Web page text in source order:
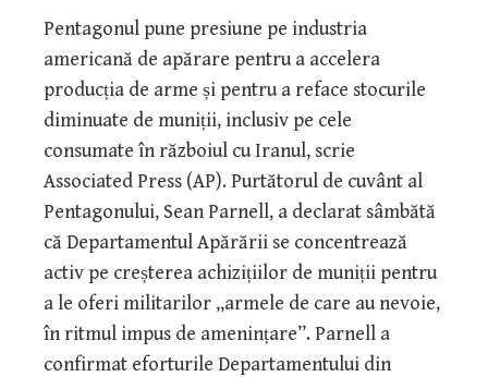
Pentagonul pune presiune pe industria
americană de apărare pentru a accelera
producția de arme și pentru a reface stocurile
diminuate de muniții, inclusiv pe cele
consumate în războiul cu Iranul, scrie
Associated Press (AP). Purtătorul de cuvânt al
Pentagonului, Sean Parnell, a declarat sâmbătă
că Departamentul Apărării se concentrează
activ pe creșterea achizițiilor de muniții pentru
a le oferi militarilor „armele de care au nevoie,
în ritmul impus de amenințare”. Parnell a
confirmat eforturile Departamentului din